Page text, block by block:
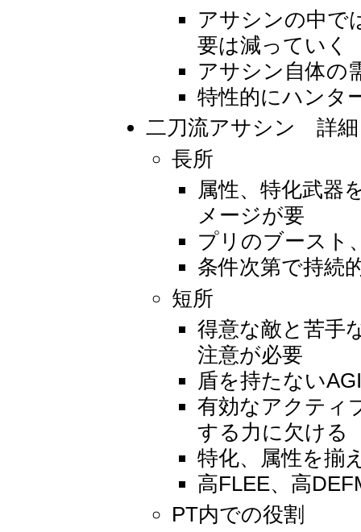
アサシンの中で
要は減っていく
アサシン自体の
特性的にハンタ
二刀流アサシン 詳細
長所
属性、特化武器
メージが要
プリのブースト
条件次第で持続
短所
得意な敵と苦手
注意が必要
盾を持たない
有効なアクティ
する力に欠ける
特化、属性を揃
高FLEE、高
PT内での役割